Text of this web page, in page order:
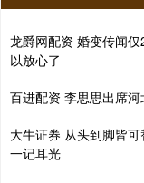
龙爵网配资 婚变传闻
以放心了
百进配资 李思思出席
大牛证券 从头到脚皆
一记耳光